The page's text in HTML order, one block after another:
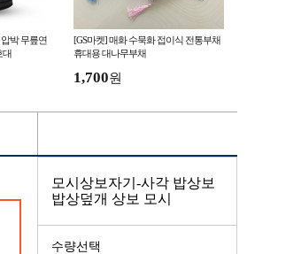
박 무릎연
대
[GS마켓] 매화 수묵화 접이식 전통부채
휴대용 대나무부채
1,700원
모시상보자기-사각 밥상보
밥상덮개 상보 모시
수량선택